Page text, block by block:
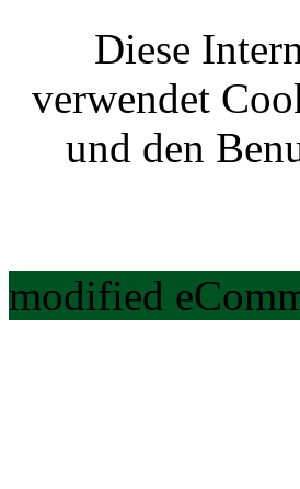
Diese
verwendet
und den
modified